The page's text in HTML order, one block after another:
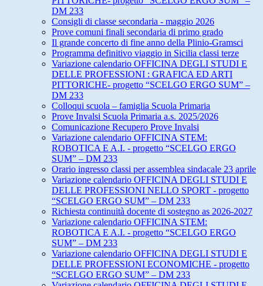
DM 233
Consigli di classe secondaria - maggio 2026
Prove comuni finali secondaria di primo grado
Il grande concerto di fine anno della Plinio-Gramsci
Programma definitivo viaggio in Sicilia classi terze
Variazione calendario OFFICINA DEGLI STUDI E
DELLE PROFESSIONI : GRAFICA ED ARTI
PITTORICHE- progetto “SCELGO ERGO SUM” –
DM 233
Colloqui scuola – famiglia Scuola Primaria
Prove Invalsi Scuola Primaria a.s. 2025/2026
Comunicazione Recupero Prove Invalsi
Variazione calendario OFFICINA STEM:
ROBOTICA E A.I. - progetto “SCELGO ERGO
SUM” – DM 233
Orario ingresso classi per assemblea sindacale 23 aprile
Variazione calendario OFFICINA DEGLI STUDI E
DELLE PROFESSIONI NELLO SPORT - progetto
“SCELGO ERGO SUM” – DM 233
Richiesta continuità docente di sostegno as 2026-2027
Variazione calendario OFFICINA STEM:
ROBOTICA E A.I. - progetto “SCELGO ERGO
SUM” – DM 233
Variazione calendario OFFICINA DEGLI STUDI E
DELLE PROFESSIONI ECONOMICHE - progetto
“SCELGO ERGO SUM” – DM 233